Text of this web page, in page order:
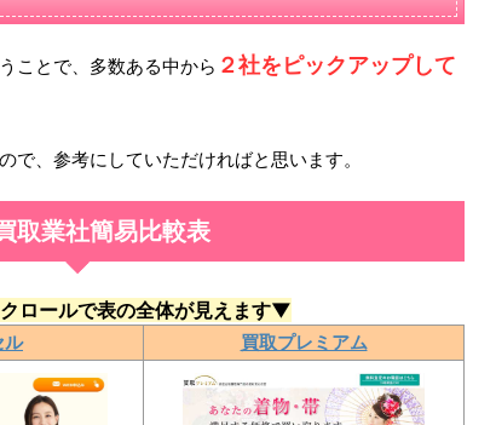
ことで、多数ある中から ２社をピックアップして
、参考にしていただければと思います。
取業社簡易比較表
ロールで表の全体が見えます▼
ル 買取プレミアム